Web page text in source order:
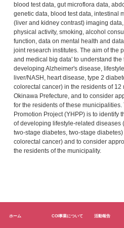
blood test data, gut microflora data,
genetic data, blood test data, intestinal
(liver and kidney contrast) imaging
physical activity, smoking, alcohol
function, data on mental health and
joint research institutes. The aim of the
and medical big data' to understand
developing Alzheimer's disease,
liver/NASH, heart disease, type 2
colorectal cancer) in the residents of
Okinawa Prefecture, and to consider
for the residents of these
Promotion Project (YHPP) is to identify
of developing lifestyle-related diseases
two-stage diabetes, two-stage
colorectal cancer) and to consider
the residents of the municipality.
ホーム COI事業について 活動報告